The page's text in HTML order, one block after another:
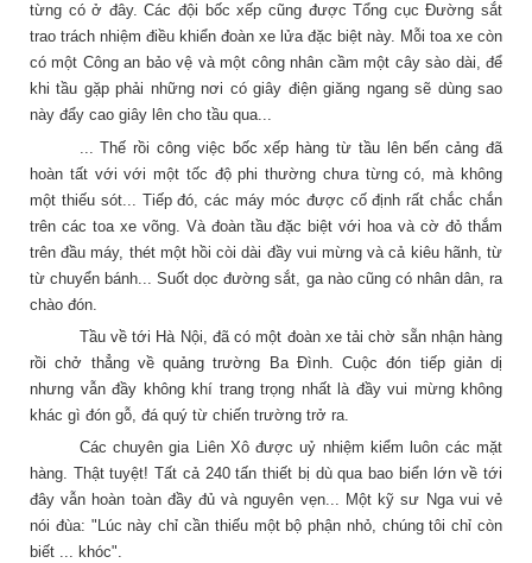
từng có ở đây. Các đội bốc xếp cũng được Tổng cục Đường sắt
trao trách nhiệm điều khiển đoàn xe lửa đặc biệt này. Mỗi toa xe còn
có một Công an bảo vệ và một công nhân cầm một cây sào dài, để
khi tầu gặp phải những nơi có giây điện giăng ngang sẽ dùng sao
này đẩy cao giây lên cho tầu qua...
... Thế rồi công việc bốc xếp hàng từ tầu lên bến cảng đã
hoàn tất với với một tốc độ phi thường chưa từng có, mà không
một thiếu sót... Tiếp đó, các máy móc được cố định rất chắc chắn
trên các toa xe võng. Và đoàn tầu đặc biệt với hoa và cờ đỏ thắm
trên đầu máy, thét một hồi còi dài đầy vui mừng và cả kiêu hãnh, từ
từ chuyển bánh... Suốt dọc đường sắt, ga nào cũng có nhân dân, ra
chào đón.
Tầu về tới Hà Nội, đã có một đoàn xe tải chờ sẵn nhận hàng
rồi chở thẳng về quảng trường Ba Đình. Cuộc đón tiếp giản dị
nhưng vẫn đầy không khí trang trọng nhất là đầy vui mừng không
khác gì đón gỗ, đá quý từ chiến trường trở ra.
Các chuyên gia Liên Xô được uỷ nhiệm kiểm luôn các mặt
hàng. Thật tuyệt! Tất cả 240 tấn thiết bị dù qua bao biển lớn về tới
đây vẫn hoàn toàn đầy đủ và nguyên vẹn... Một kỹ sư Nga vui vẻ
nói đùa: "Lúc này chỉ cần thiếu một bộ phận nhỏ, chúng tôi chỉ còn
biết ... khóc".